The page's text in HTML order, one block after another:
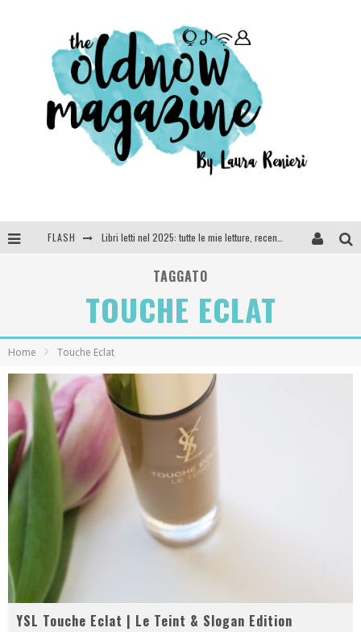
FLASH
TAGGATO
TOUCHE ECLAT
Home Touche Eclat
YSL Touche Eclat | Le Teint & Slogan Edition